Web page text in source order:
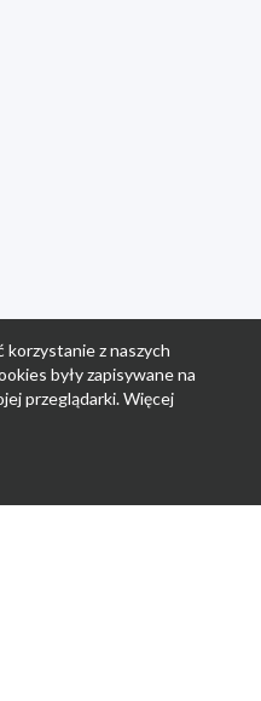
korzystanie z naszych
były zapisywane na
przeglądarki. Więcej